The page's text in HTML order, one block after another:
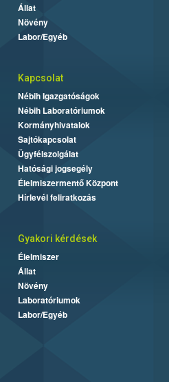
Állat
Növény
Labor/Egyéb
Kapcsolat
Nébih Igazgatóságok
Nébih Laboratóriumok
Kormányhivatalok
Sajtókapcsolat
Ügyfélszolgálat
Hatósági jogsegély
Élelmiszermentő Központ
Hírlevél feliratkozás
Gyakori kérdések
Élelmiszer
Állat
Növény
Laboratóriumok
Labor/Egyéb